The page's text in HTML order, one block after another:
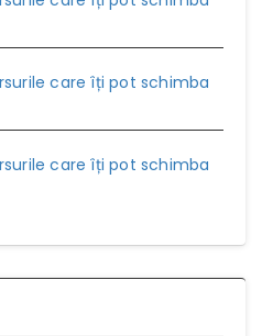
care îți pot schimba
care îți pot schimba